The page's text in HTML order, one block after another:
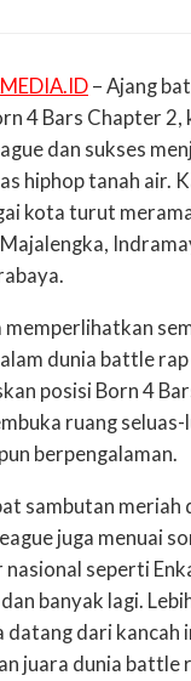
– Ajang
4 Bars Chapter
dan sukses
hiphop tanah air.
kota turut
memperlihatkan
dunia battle
posisi Born 4
ruang
berpengalaman.
sambutan meriah
juga menuai
seperti
banyak lagi.
datang dari kancah
juara dunia battle